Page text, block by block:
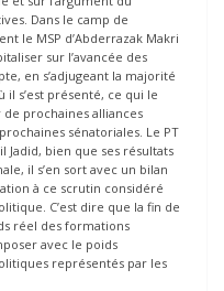
Dans le camp de
le MSP d’Abderrazak Makri
sur l’avancée des
en s’adjugeant la majorité
il s’est présenté, ce qui le
prochaines alliances
sénatoriales. Le PT
Jadid, bien que ses résultats
il s’en sort avec un bilan
à ce scrutin considéré
C’est dire que la fin de
réel des formations
avec le poids
représentés par les